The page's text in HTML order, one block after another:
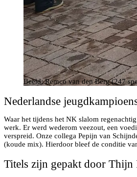
Beeld: Remco van den Berg (247
Nederlandse
Waar het tijdens het NK slalom
werk. Er werd wederom veezout, een
verspreid. Onze collega Pepijn van
(koude mix). Hierdoor bleef de conditie
Titels zijn gepakt door Thijn